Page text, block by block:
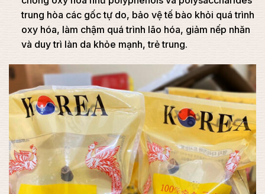
trung hòa các gốc tự do, bảo vệ tế bào khỏi quá trình
oxy hóa, làm chậm quá trình lão hóa, giảm nếp nhăn
và duy trì làn da khỏe mạnh, trẻ trung.